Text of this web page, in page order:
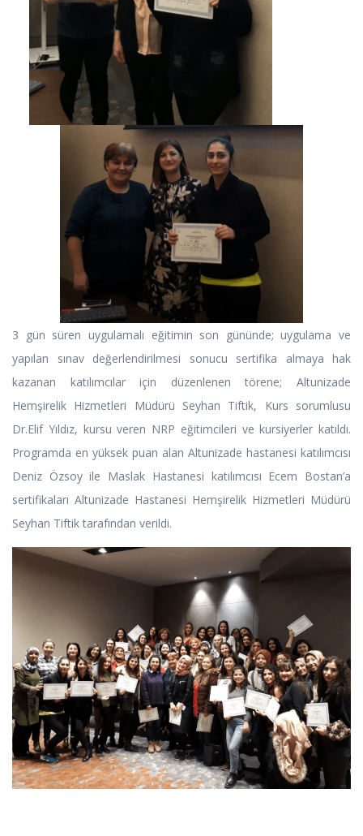
3 gün süren uygulamalı eğitimin son gününde; uygulama ve
yapılan sınav değerlendirilmesi sonucu sertifika almaya hak
kazanan katılımcılar için düzenlenen törene; Altunizade
Hemşirelik Hizmetleri Müdürü Seyhan Tiftik, Kurs sorumlusu
Dr.Elif Yıldız, kursu veren NRP eğitimcileri ve kursiyerler katıldı.
Programda en yüksek puan alan Altunizade hastanesi katılımcısı
Deniz Özsoy ile Maslak Hastanesi katılımcısı Ecem Bostan’a
sertifikaları Altunizade Hastanesi Hemşirelik Hizmetleri Müdürü
Seyhan Tiftik tarafından verildi.